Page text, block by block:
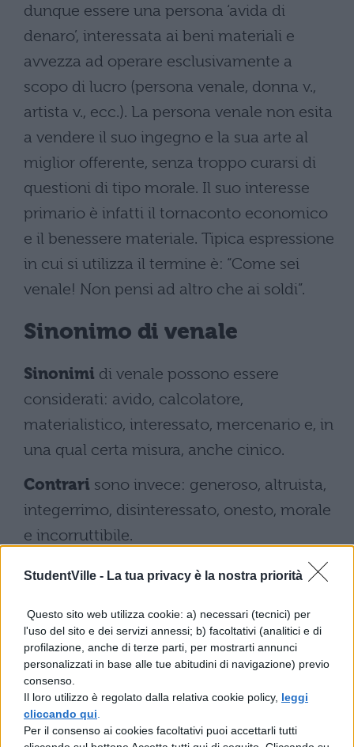
StudentVille - La tua privacy è la nostra priorità
Questo sito web utilizza cookie: a) necessari (tecnici) per
l'uso del sito e dei servizi annessi; b) facoltativi (analitici e di
profilazione, anche di terze parti, per mostrarti annunci
personalizzati in base alle tue abitudini di navigazione) previo
consenso.
Il loro utilizzo è regolato dalla relativa cookie policy, leggi
cliccando qui
Per il consenso ai cookies facoltativi puoi accettarli tutti
dunque essere una persona ‘avida di
denaro’, interessata ai beni materiali e
avvezza ad operare esclusivamente a
scopo di lucro (persona venale, donna v.,
artista v., ecc.). La persona venale non esita
a vendere il suo ingegno e la sua arte al
miglior offerente, senza troppo curarsi di
questioni di tipo morale. Il suo interesse
primario è infatti il tornaconto economico
e il benessere materiale. Tipica espressione
in cui si utilizza il termine è: “Come sei
venale! Non pensi ad altro che ai soldi”.
Sinonimo di venale
Sinonimi di venale possono essere
considerati: avido, calcolatore,
materialistico, interessato, mercenario e, in
una qual certa misura, anche cinico.
Contrari sono invece: generoso, altruista,
integerrimo, disinteressato, onesto, morale
e incorruttibile.
Frasi con il termine venale
Alcunefrasiche prevedono l’utilizzo del
termine venale sono:
La donna venale la donna venale è una
cosa troppo, orrida agli occhi miei.Ma
se state cercando di rendermi venale,